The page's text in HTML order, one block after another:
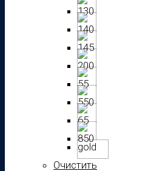
gold
Очистить